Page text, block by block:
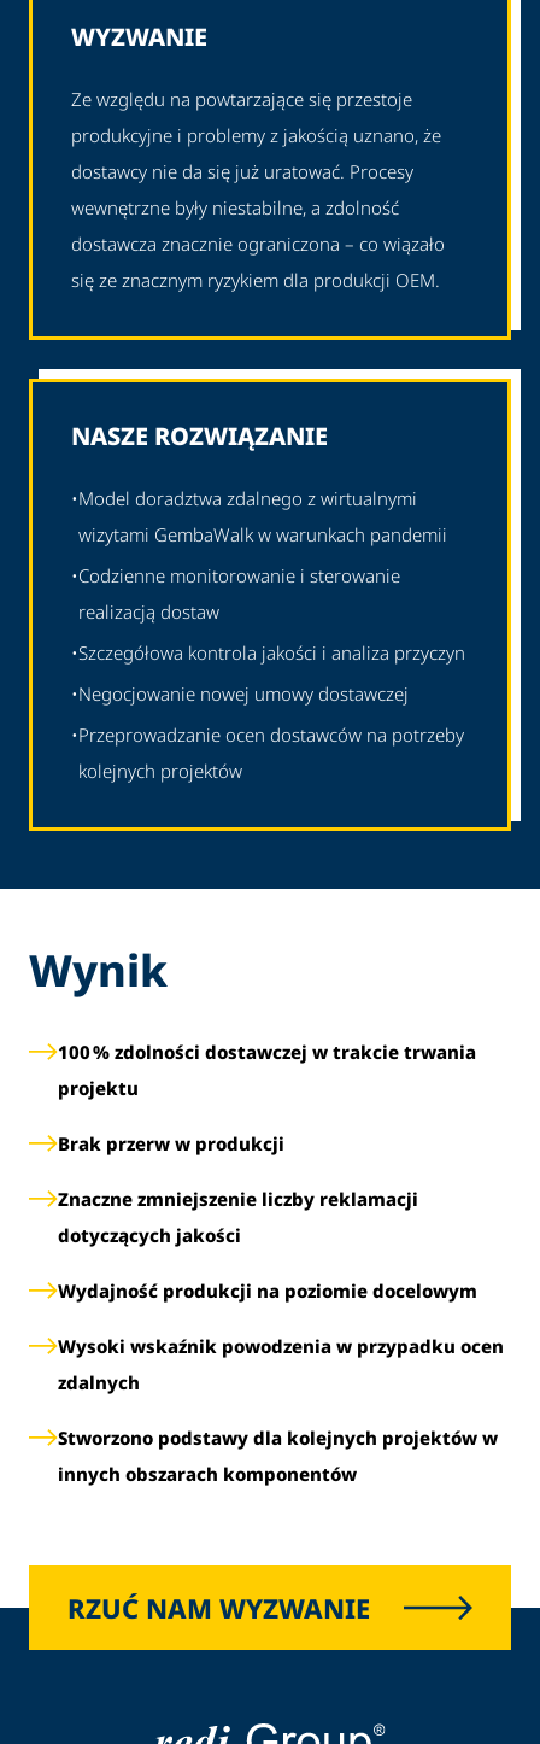
WYZWANIE
Ze względu na powtarzające się przestoje
produkcyjne i problemy z jakością uznano, że
dostawcy nie da się już uratować. Procesy
wewnętrzne były niestabilne, a zdolność
dostawcza znacznie ograniczona – co wiązało
się ze znacznym ryzykiem dla produkcji OEM.
NASZE ROZWIĄZANIE
•Model doradztwa zdalnego z wirtualnymi
wizytami GembaWalk w warunkach pandemii
•Codzienne monitorowanie i sterowanie
realizacją dostaw
•Szczegółowa kontrola jakości i analiza przyczyn
•Negocjowanie nowej umowy dostawczej
•Przeprowadzanie ocen dostawców na potrzeby
kolejnych projektów
Wynik
100 % zdolności dostawczej w trakcie trwania
projektu
Brak przerw w produkcji
Znaczne zmniejszenie liczby reklamacji
dotyczących jakości
Wydajność produkcji na poziomie docelowym
Wysoki wskaźnik powodzenia w przypadku ocen
zdalnych
Stworzono podstawy dla kolejnych projektów w
innych obszarach komponentów
RZUĆ NAM WYZWANIE